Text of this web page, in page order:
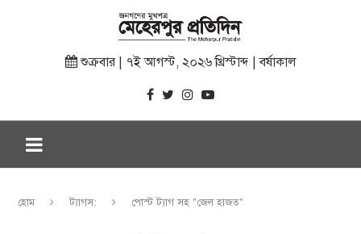
শুক্রবার | ৭ই আগস্ট, ২০২৬ খ্রিস্টাব্দ | বর্ষাকাল
হোম ট্যাগস: পোস্ট ট্যাগ সহ "জেল হাজত"